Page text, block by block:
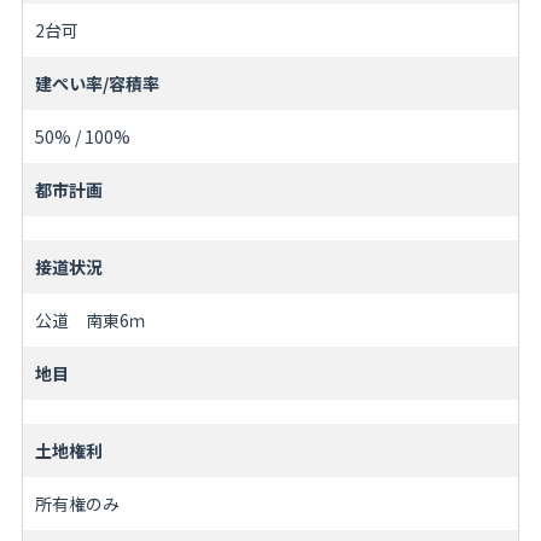
2台可
建ぺい率/容積率
50% / 100%
都市計画
接道状況
公道 南東6ｍ
地目
土地権利
所有権のみ